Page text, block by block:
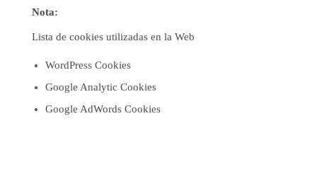
Nota:
Lista de cookies utilizadas en la Web
WordPress Cookies
Google Analytic Cookies
Google AdWords Cookies